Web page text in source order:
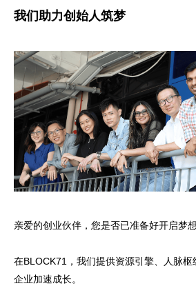
我们助力创始人筑梦
亲爱的创业伙伴，您是否已准备好开启梦
在BLOCK71，我们提供资源引擎、人脉枢
企业加速成长。